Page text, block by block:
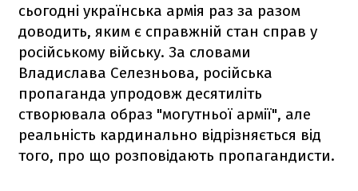
сьогодні українська армія раз за разом
доводить, яким є справжній стан справ у
російському війську. За словами
Владислава Селезньова, російська
пропаганда упродовж десятиліть
створювала образ "могутньої армії", але
реальність кардинально відрізняється від
того, про що розповідають пропагандисти.